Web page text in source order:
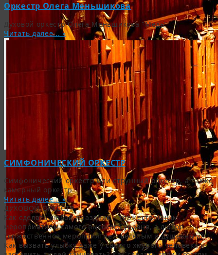
Оркестр Олега Меньшикова
Духовой оркестр Олега Меньшикова "Медь"
Читать далее... »
СИМФОНИЧЕСКИЙ ОРКЕСТР
Симфонический оркестр или струнный оркестр, а также
камерный оркестр
Читать далее... »
ДУХОВОЙ ОРКЕСТР
Как сделать любой праздник – торжественным
мероприятием самого высокого уровня, а любое
торжественное мероприятие – веселым и душевным?
Как вызвать улыбку даже у самого хмурого человека и